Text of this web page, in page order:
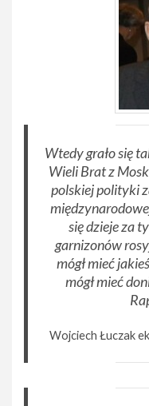
​Wtedy grało się
Wieli Brat z
polskiej polityki
się dzieje za
garnizonów
mógł mieć
mógł mieć
Wojciech Łuczak